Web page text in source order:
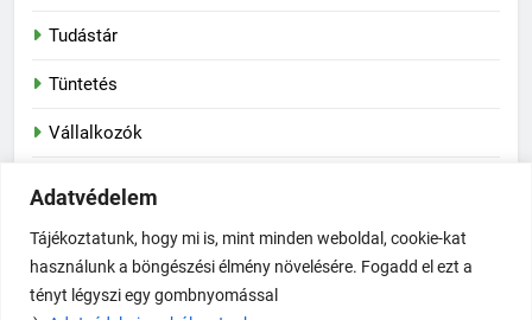
Adatvédelem
Tájékoztatunk, hogy mi is, mint minden weboldal, cookie-kat
használunk a böngészési élmény növelésére. Fogadd el ezt a
tényt légyszi egy gombnyomással
Tudástár
Tüntetés
Vállalkozók
Vegyipar
Newsmatic - News WordPress sablon 2026. Powered By